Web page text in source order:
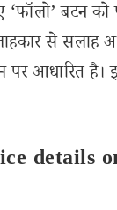
बटन
से सलाह
है।
details